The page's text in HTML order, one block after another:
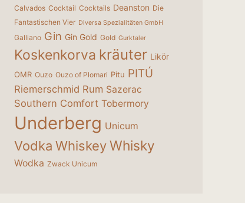
Calvados Cocktail Cocktails Deanston Die
Fantastischen Vier Diversa Spezialitäten GmbH
Galliano Gin Gin Gold Gold Gurktaler
Koskenkorva kräuter Likör
OMR Ouzo Ouzo of Plomari Pitu PITÚ
Riemerschmid Rum Sazerac
Southern Comfort Tobermory
Underberg Unicum
Vodka WhiskeyWhisky
Wodka Zwack Unicum